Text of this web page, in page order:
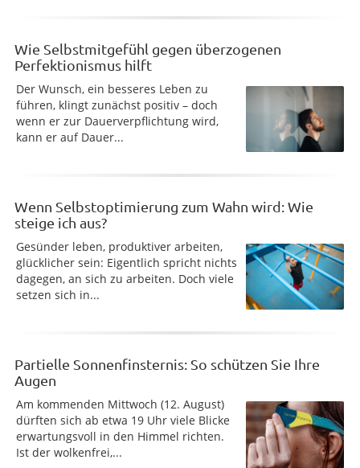
Wie Selbstmitgefühl gegen überzogenen
Perfektionismus hilft
Der Wunsch, ein besseres Leben zu
führen, klingt zunächst positiv – doch
wenn er zur Dauerverpflichtung wird,
kann er auf Dauer...
Wenn Selbstoptimierung zum Wahn wird: Wie
steige ich aus?
Gesünder leben, produktiver arbeiten,
glücklicher sein: Eigentlich spricht nichts
dagegen, an sich zu arbeiten. Doch viele
setzen sich in...
Partielle Sonnenfinsternis: So schützen Sie Ihre
Augen
Am kommenden Mittwoch (12. August)
dürften sich ab etwa 19 Uhr viele Blicke
erwartungsvoll in den Himmel richten.
Ist der wolkenfrei,...